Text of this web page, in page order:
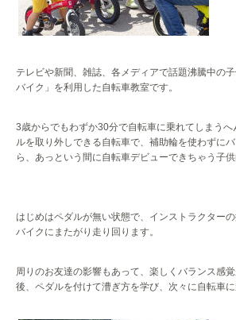
テレビや新聞、雑誌、各メディアで話題沸騰中の
バイク」を利用した自転車教室です。
3歳からでもわずか30分で自転車に乗れてしまう
ルを取り外しできる自転車で、補助輪を使わずに
ら、あっという間に自転車デビューできちゃう子供
はじめはペダルが無い状態で、インストラクター
バイクにまたがり走り回ります。
周りのお友達の影響もあって、楽しくバランス感
後、ペダルを付けて漕ぎ方を学び、次々に自転車に